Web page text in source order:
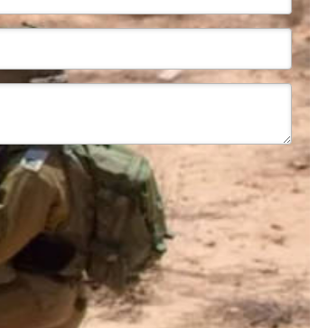
Edit Donation
Ühekordne annetus